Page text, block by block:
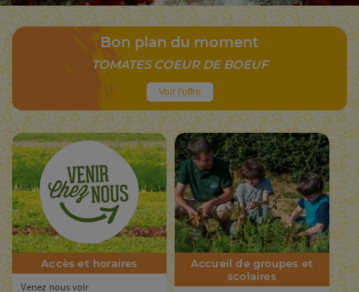
Bon plan du moment
TOMATES COEUR DE BOEUF
Voir l'offre
Accès et horaires
Venez nous voir
Accueil de groupes et
scolaires